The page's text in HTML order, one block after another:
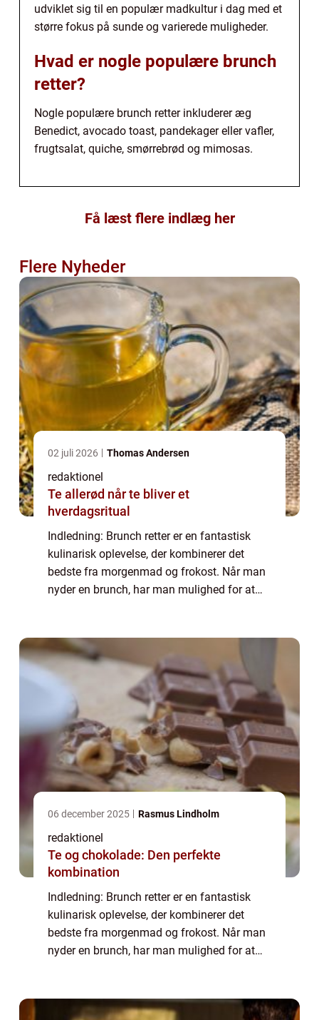
udviklet sig til en populær madkultur i dag med et
større fokus på sunde og varierede muligheder.
Hvad er nogle populære brunch
retter?
Nogle populære brunch retter inkluderer æg
Benedict, avocado toast, pandekager eller vafler,
frugtsalat, quiche, smørrebrød og mimosas.
Få læst flere indlæg her
Flere Nyheder
02 juli 2026 Thomas Andersen
redaktionel
Te allerød når te bliver et
hverdagsritual
Indledning: Brunch retter er en fantastisk
kulinarisk oplevelse, der kombinerer det
bedste fra morgenmad og frokost. Når man
nyder en brunch, har man mulighed for at
06 december 2025 Rasmus Lindholm
redaktionel
Te og chokolade: Den perfekte
kombination
Indledning: Brunch retter er en fantastisk
kulinarisk oplevelse, der kombinerer det
bedste fra morgenmad og frokost. Når man
nyder en brunch, har man mulighed for at